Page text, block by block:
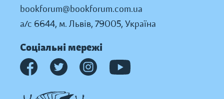
bookforum@bookforum.com.ua
а/с 6644, м. Львів, 79005, Україна
Соціальні мережі